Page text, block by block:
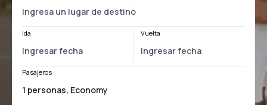
Ida Vuelta
Pasajeros